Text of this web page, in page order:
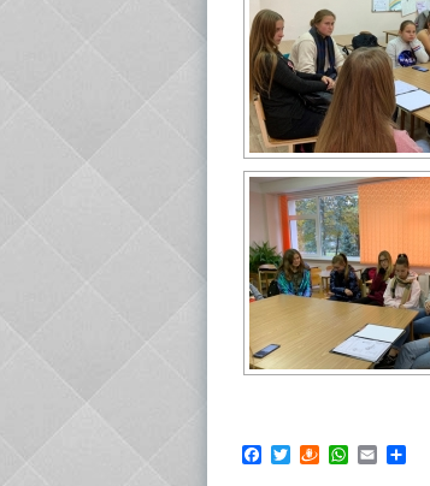
Facebook
TwitterDraugiem
WhatsApp
Email